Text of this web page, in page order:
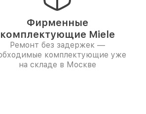
Фирменные
комплектующие Miele
Ремонт без задержек —
комплектующие уже
на складе в Москве